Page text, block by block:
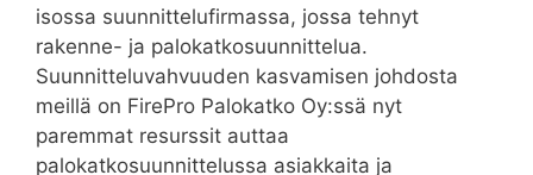
isossa suunnittelufirmassa, jossa tehnyt
rakenne- ja palokatkosuunnittelua.
Suunnitteluvahvuuden kasvamisen johdosta
meillä on FirePro Palokatko Oy:ssä nyt
paremmat resurssit auttaa
palokatkosuunnittelussa asiakkaita ja